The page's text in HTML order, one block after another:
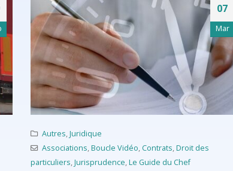
07
Mar
Autres,Juridique
Associations,Boucle Vidéo,Contrats,Droit des
particuliers,Jurisprudence,Le Guide du Chef